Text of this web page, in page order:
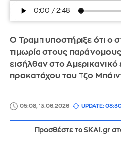
Ο Τραμπ υποστήριξε ότι ο
τιμωρία στους
εισήλθαν στο
προκατόχου του Τζο
05:08, 13.06.2026 UPDATE: 08:30
Προσθέστε το SKAI.gr